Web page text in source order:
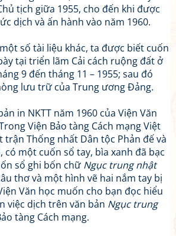
tịch giữa 1955, cho đến khi được
dịch và ấn hành vào năm 1960.
số tài liệu khác, ta được biết cuốn
tại triển lãm Cải cách ruộng đất ở
9 đến tháng 11 – 1955; sau đó
lưu trữ của Trung ương Đảng.
in NKTT năm 1960 của Viện Văn
Viện Bảo tàng Cách mạng Việt
trận Thống nhất Dân tộc Phản đế và
có một cuốn sổ tay, bìa xanh đã bạc
sổ ghi bốn chữ Ngục trung nhật
thơ và một hình vẽ hai nắm tay bị
Văn học muốn cho bạn đọc hiểu
việc dịch trên văn bản Ngục trung
tàng Cách mạng.